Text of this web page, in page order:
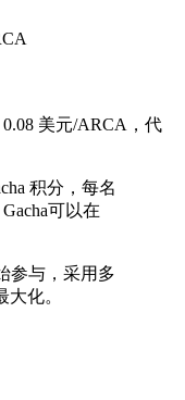
美元/ARCA，代
积分，每名
可以在
参与，采用多
化。